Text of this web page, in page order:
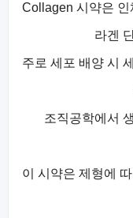
Collagen 시약은
라겐
주로 세포 배양 시
조직공학에서
이 시약은 제형에